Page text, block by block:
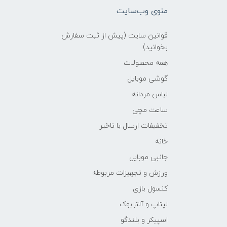
منوی وب‌سایت
قوانین سایت (پیش از ثبت سفارش
بخوانید)
همه محصولات
گوشی موبایل
لباس مردانه
ساعت مچی
تخفیفات ارسال با تاخیر
خانه
جانبی موبایل
ورزش و تجهیزات مربوطه
کنسول بازی
لپتاپ و آلترابوک
اسپیکر و بلندگو